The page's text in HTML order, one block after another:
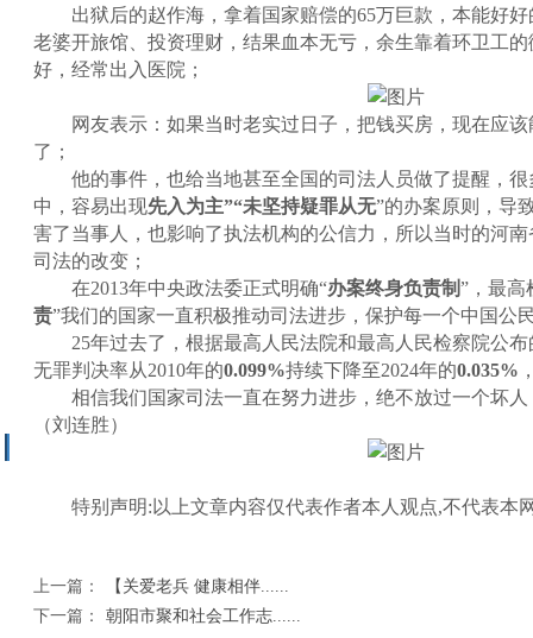
出狱后的赵作海，拿着国家赔偿的65万巨款，本能好好
老婆开旅馆、投资理财，结果血本无亏，余生靠着环卫工
好，经常出入医院；
网友表示：如果当时老实过日子，把钱买房，现在应该
了；
他的事件，也给当地甚至全国的司法人员做了提醒，很
中，容易出现先入为主”“未坚持疑罪从无”的办案原则，导
害了当事人，也影响了执法机构的公信力，所以当时的河
司法的改变；
在2013年中央政法委正式明确“办案终身负责制”，最高
责”我们的国家一直积极推动司法进步，保护每一个中国公
25年过去了，根据最高人民法院和最高人民检察院公布
无罪判决率从2010年的0.099%持续下降至2024年的0.035%
相信我们国家司法一直在努力进步，绝不放过一个坏人
（刘连胜）
特别声明:以上文章内容仅代表作者本人观点,不代表本
上一篇：
【关爱老兵 健康相伴......
下一篇：
朝阳市聚和社会工作志......